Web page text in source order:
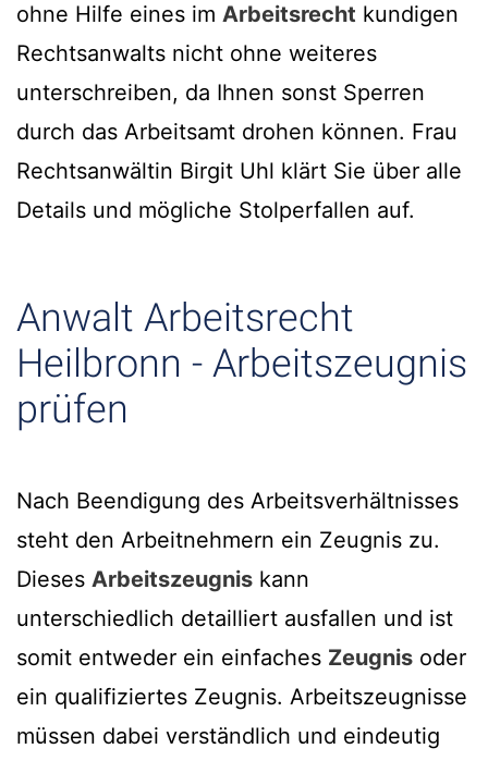
ohne Hilfe eines im Arbeitsrecht kundigen
Rechtsanwalts nicht ohne weiteres
unterschreiben, da Ihnen sonst Sperren
durch das Arbeitsamt drohen können. Frau
Rechtsanwältin Birgit Uhl klärt Sie über alle
Details und mögliche Stolperfallen auf.
Anwalt Arbeitsrecht
Heilbronn - Arbeitszeugnis
prüfen
Nach Beendigung des Arbeitsverhältnisses
steht den Arbeitnehmern ein Zeugnis zu.
Dieses Arbeitszeugnis kann
unterschiedlich detailliert ausfallen und ist
somit entweder ein einfaches Zeugnis oder
ein qualifiziertes Zeugnis. Arbeitszeugnisse
müssen dabei verständlich und eindeutig